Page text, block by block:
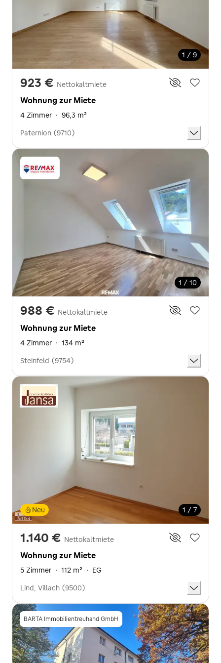
1 / 9
923 € Nettokaltmiete
Wohnung zur Miete
4 Zimmer · 96,3 m²
Paternion (9710)
1 / 10
988 € Nettokaltmiete
Wohnung zur Miete
4 Zimmer · 134 m²
Steinfeld (9754)
1 / 7
Neu
1.140 € Nettokaltmiete
Wohnung zur Miete
5 Zimmer · 112 m² · EG
Lind, Villach (9500)
BARTA Immobilientreuhand GmbH